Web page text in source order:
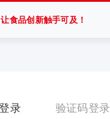
让食品创新触手可及！
录 验证码登录